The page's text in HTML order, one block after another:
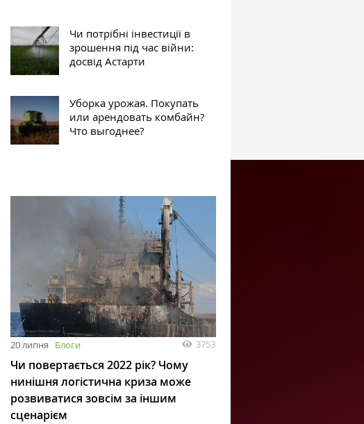
Чи потрібні інвестиції в
зрошення під час війни:
досвід Астарти
Уборка урожая. Покупать
или арендовать комбайн?
Что выгоднее?
20 липня Блоги 3753
Чи повертається 2022 рік? Чому
нинішня логістична криза може
розвиватися зовсім за іншим
сценарієм